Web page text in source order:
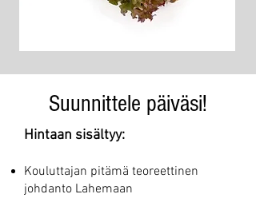
Suunnittele päiväsi!
Hintaan sisältyy:
Kouluttajan pitämä teoreettinen
johdanto Lahemaan